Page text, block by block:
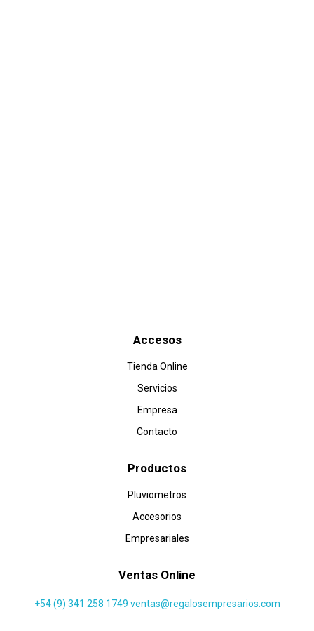
Accesos
Tienda Online
Servicios
Empresa
Contacto
Productos
Pluviometros
Accesorios
Empresariales
Ventas Online
+54 (9) 341 258 1749 ventas@regalosempresarios.com